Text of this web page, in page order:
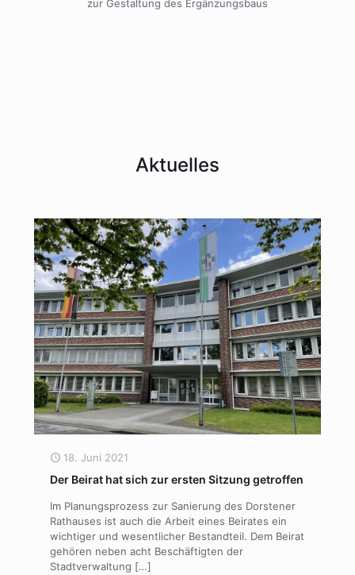
zur Gestaltung des Ergänzungsbaus
Aktuelles
18. Juni 2021
Der Beirat hat sich zur ersten Sitzung getroffen
Im Planungsprozess zur Sanierung des Dorstener
Rathauses ist auch die Arbeit eines Beirates ein
wichtiger und wesentlicher Bestandteil. Dem Beirat
gehören neben acht Beschäftigten der
Stadtverwaltung […]